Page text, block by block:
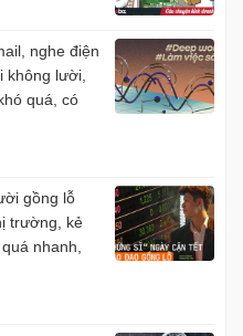
nghe điện
không lười,
quá, có
gồng lỗ
trường, kẻ
nhanh,